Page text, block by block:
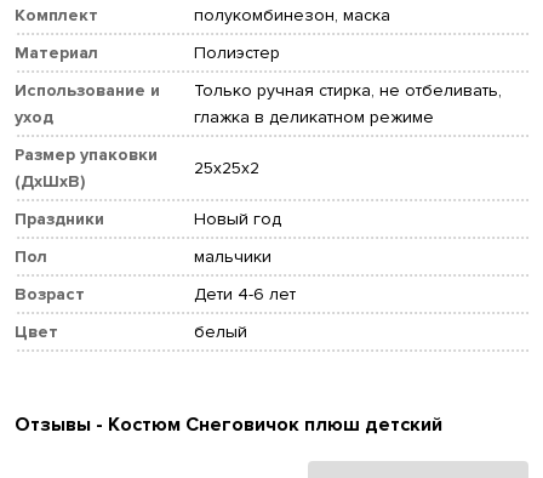
Комплект
полукомбинезон, маска
Материал
Полиэстер
Использование и
уход
Только ручная стирка, не отбеливать,
глажка в деликатном режиме
Размер упаковки
(ДхШхВ)
25x25x2
Праздники
Новый год
Пол
мальчики
Возраст
Дети 4-6 лет
Цвет
белый
Отзывы - Костюм Снеговичок плюш детский